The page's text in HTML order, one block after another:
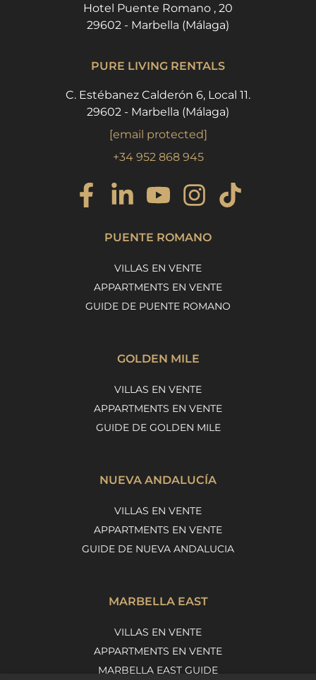
Hotel Puente Romano , 20
29602 - Marbella (Málaga)
PURE LIVING RENTALS
C. Estébanez Calderón 6, Local 11.
29602 - Marbella (Málaga)
[email protected]
+34 952 868 945
PUENTE ROMANO
VILLAS EN VENTE
APPARTMENTS EN VENTE
GUIDE DE PUENTE ROMANO
GOLDEN MILE
VILLAS EN VENTE
APPARTMENTS EN VENTE
GUIDE DE GOLDEN MILE
NUEVA ANDALUCÍA
VILLAS EN VENTE
APPARTMENTS EN VENTE
GUIDE DE NUEVA ANDALUCIA
MARBELLA EAST
VILLAS EN VENTE
APPARTMENTS EN VENTE
MARBELLA EAST GUIDE